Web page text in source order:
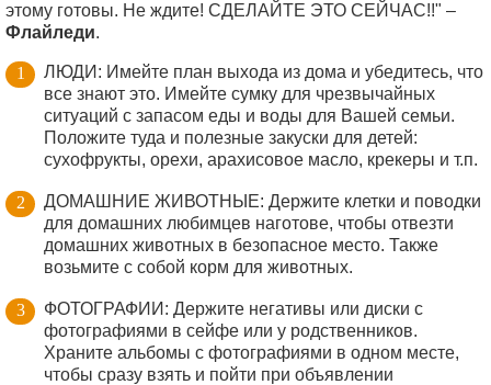
этому готовы. Не ждите! СДЕЛАЙТЕ ЭТО СЕЙЧАС!!" –
Флайледи.
ЛЮДИ: Имейте план выхода из дома и убедитесь, что
все знают это. Имейте сумку для чрезвычайных
ситуаций с запасом еды и воды для Вашей семьи.
Положите туда и полезные закуски для детей:
сухофрукты, орехи, арахисовое масло, крекеры и т.п.
ДОМАШНИЕ ЖИВОТНЫЕ: Держите клетки и поводки
для домашних любимцев наготове, чтобы отвезти
домашних животных в безопасное место. Также
возьмите с собой корм для животных.
ФОТОГРАФИИ: Держите негативы или диски с
фотографиями в сейфе или у родственников.
Храните альбомы с фотографиями в одном месте,
чтобы сразу взять и пойти при объявлении